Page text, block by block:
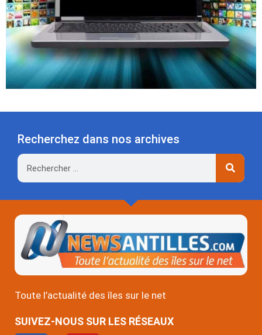
Recherchez dans nos archives
Rechercher
Toute l’actualité des îles sur le net
SUIVEZ-NOUS SUR LES RÉSEAUX